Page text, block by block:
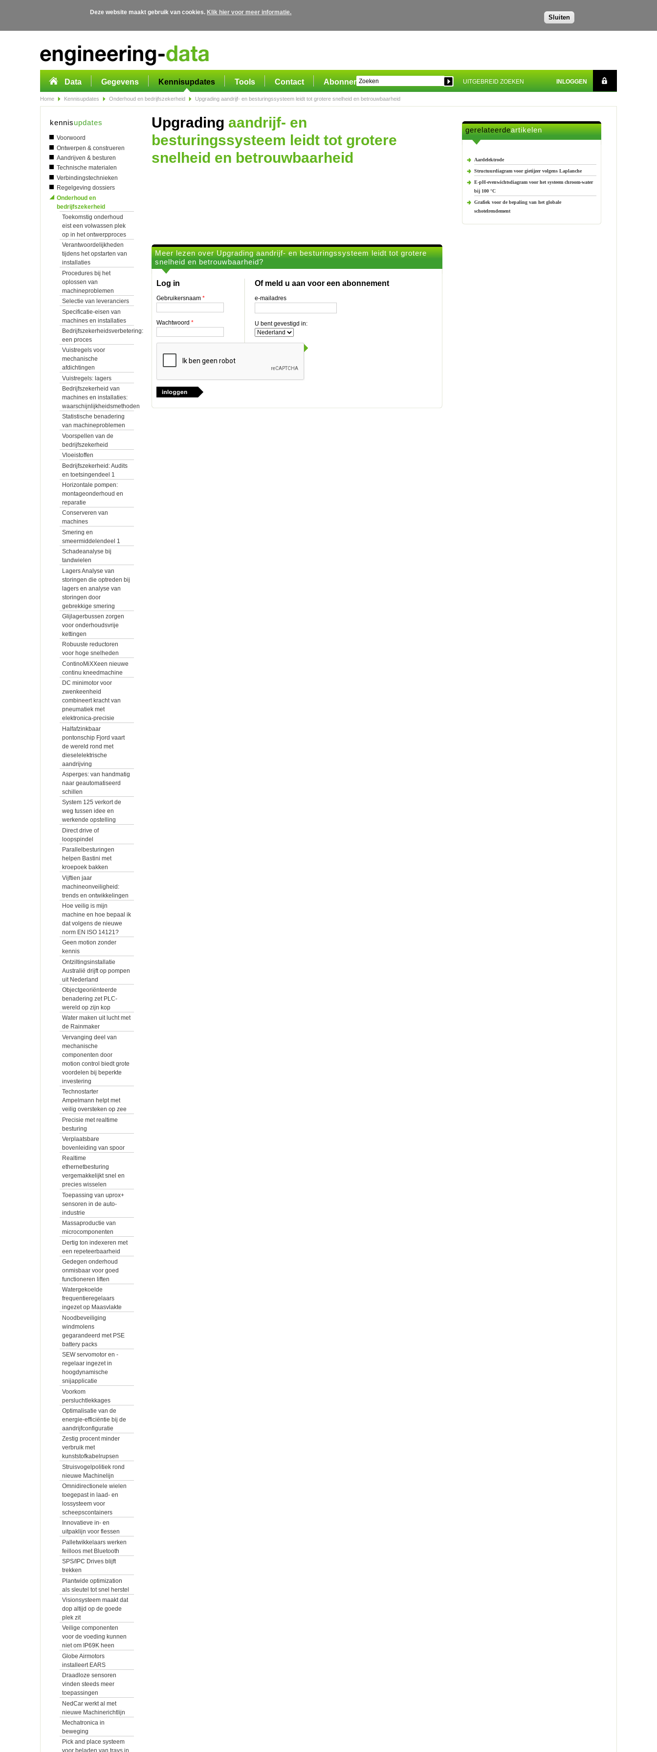
Deze website maakt gebruik van cookies. Klik hier voor meer informatie.
Sluiten
Data Gegevens Kennisupdates Tools Contact Abonnement INLOGGEN
UITGEBREID ZOEKEN
Home Kennisupdates Onderhoud en bedrijfszekerheid Upgrading aandrijf- en besturingssysteem leidt tot grotere snelheid en betrouwbaarheid
kennisupdates
Voorwoord
Ontwerpen & construeren
Aandrijven & besturen
Technische materialen
Verbindingstechnieken
Regelgeving dossiers
Onderhoud en
bedrijfszekerheid
Toekomstig onderhoud
eist een volwassen plek
op in het ontwerpproces
Verantwoordelijkheden
tijdens het opstarten van
installaties
Procedures bij het
oplossen van
machineproblemen
Selectie van leveranciers
Specificatie-eisen van
machines en installaties
Bedrijfszekerheidsverbetering:
een proces
Vuistregels voor
mechanische
afdichtingen
Vuistregels: lagers
Bedrijfszekerheid van
machines en installaties:
waarschijnlijkheidsmethoden
Statistische benadering
van machineproblemen
Voorspellen van de
bedrijfszekerheid
Vloeistoffen
Bedrijfszekerheid: Audits
en toetsingendeel 1
Horizontale pompen:
montageonderhoud en
reparatie
Conserveren van
machines
Smering en
smeermiddelendeel 1
Schadeanalyse bij
tandwielen
Lagers Analyse van
storingen die optreden bij
lagers en analyse van
storingen door
gebrekkige smering
Glijlagerbussen zorgen
voor onderhoudsvrije
kettingen
Robuuste reductoren
voor hoge snelheden
ContinoMiXXeen nieuwe
continu kneedmachine
DC minimotor voor
zwenkeenheid
combineert kracht van
pneumatiek met
elektronica-precisie
Halfafzinkbaar
pontonschip Fjord vaart
de wereld rond met
dieselelektrische
aandrijving
Asperges: van handmatig
naar geautomatiseerd
schillen
System 125 verkort de
weg tussen idee en
werkende opstelling
Direct drive of
loopspindel
Parallelbesturingen
helpen Bastini met
kroepoek bakken
Vijftien jaar
machineonveiligheid:
trends en ontwikkelingen
Hoe veilig is mijn
machine en hoe bepaal ik
dat volgens de nieuwe
norm EN ISO 14121?
Geen motion zonder
kennis
Ontziltingsinstallatie
Australië drijft op pompen
uit Nederland
Objectgeoriënteerde
benadering zet PLC-
wereld op zijn kop
Water maken uit lucht met
de Rainmaker
Vervanging deel van
mechanische
componenten door
motion control biedt grote
voordelen bij beperkte
investering
Technostarter
Ampelmann helpt met
veilig oversteken op zee
Precisie met realtime
besturing
Verplaatsbare
bovenleiding van spoor
Realtime
ethernetbesturing
vergemakkelijkt snel en
precies wisselen
Toepassing van uprox+
sensoren in de auto-
industrie
Massaproductie van
microcomponenten
Dertig ton indexeren met
een repeteerbaarheid
Gedegen onderhoud
onmisbaar voor goed
functioneren liften
Watergekoelde
frequentieregelaars
ingezet op Maasvlakte
Noodbeveiliging
windmolens
gegarandeerd met PSE
battery packs
SEW servomotor en -
regelaar ingezet in
hoogdynamische
snijapplicatie
Voorkom
persluchtlekkages
Optimalisatie van de
energie-efficiëntie bij de
aandrijfconfiguratie
Zestig procent minder
verbruik met
kunststofkabelrupsen
Struisvogelpolitiek rond
nieuwe Machinelijn
Omnidirectionele wielen
toegepast in laad- en
lossysteem voor
scheepscontainers
Innovatieve in- en
uitpaklijn voor flessen
Palletwikkelaars werken
feilloos met Bluetooth
SPS/IPC Drives blijft
trekken
Plantwide optimization
als sleutel tot snel herstel
Visionsysteem maakt dat
dop altijd op de goede
plek zit
Veilige componenten
voor de voeding kunnen
niet om IP69K heen
Globe Airmotors
installeert EARS
Draadloze sensoren
vinden steeds meer
toepassingen
NedCar werkt al met
nieuwe Machinerichtlijn
Mechatronica in
beweging
Pick and place systeem
Upgrading aandrijf- en
besturingssysteem leidt tot grotere
snelheid en betrouwbaarheid
gerelateerdeartikelen
Aardelektrode
Structuurdiagram voor gietijzer volgens Laplanche
E-pH-evenwichtsdiagram voor het systeem chroom-water
bij 100 °C
Grafiek voor de bepaling van het globale
schotelrendement
Meer lezen over Upgrading aandrijf- en besturingssysteem leidt tot grotere
snelheid en betrouwbaarheid?
Log in
Gebruikersnaam *
Wachtwoord *
Of meld u aan voor een abonnement
e-mailadres
U bent gevestigd in: